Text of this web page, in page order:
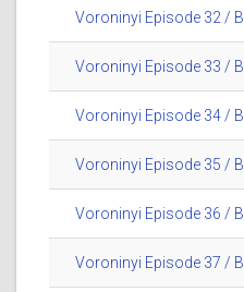
Voroninyi Episode 32 /
Voroninyi Episode 33 /
Voroninyi Episode 34 /
Voroninyi Episode 35 /
Voroninyi Episode 36 /
Voroninyi Episode 37 /